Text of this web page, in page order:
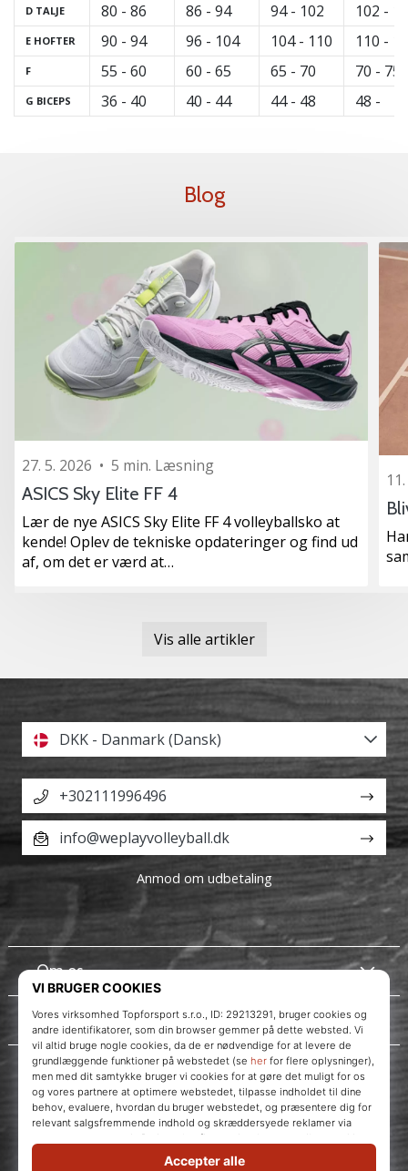
D TALJE
E HOFTER
F
G BICEPS
80 - 86
90 - 94
55 - 60
36 - 40
86 - 94
96 - 104
60 - 65
40 - 44
94 - 102
104 - 110
65 - 70
44 - 48
102 -
110 -
70 - 75
48 -
Blog
27. 5. 2026 • 5 min. Læsning
ASICS Sky Elite FF 4
Lær de nye ASICS Sky Elite FF 4 volleyballsko at
kende! Oplev de tekniske opdateringer og find ud
af, om det er værd at…
Vis alle artikler
WePlayVolleyball.dk
Instagram
Om os
Kundeservice
DKK - Danmark (Dansk)
+302111996496
info@weplayvolleyball.dk
Anmod om udbetaling